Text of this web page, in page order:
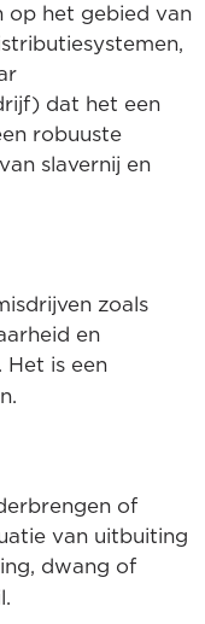
op het gebied van
dat het een
robuuste
slavernij en
zoals
en
is een
of
van uitbuiting
dwang of